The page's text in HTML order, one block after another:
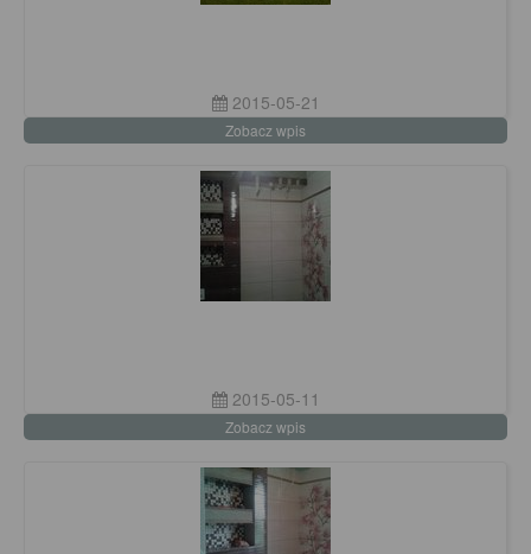
2015-05-21
Zobacz wpis
2015-05-11
Zobacz wpis